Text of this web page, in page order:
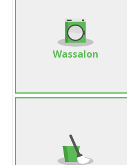
Wassalon